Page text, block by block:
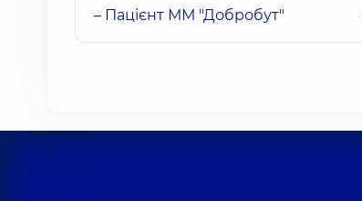
– Пацієнт ММ "Добробут"